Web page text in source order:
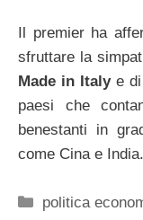
Il premier ha
sfruttare la
Made in Italye di
paesi che
benestanti in
come Cina e India.
Categorie
politica